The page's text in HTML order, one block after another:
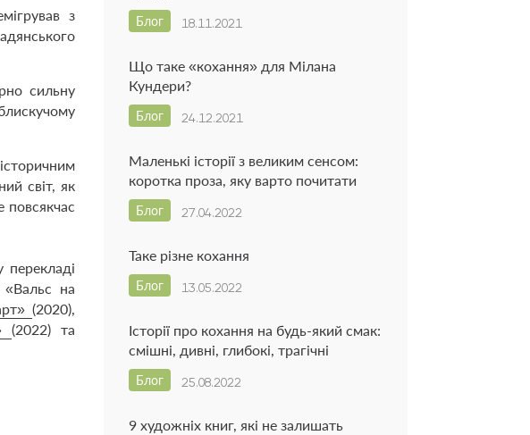
з
сильну
світ, як
повсякчас
«Вальс на
(2020),
(2022) та
18.11.2021
Блог
Що таке «кохання» для Мілана
Кундери?
24.12.2021
Блог
Маленькі історії з великим сенсом:
коротка проза, яку варто почитати
27.04.2022
Блог
Таке різне кохання
13.05.2022
Блог
Історії про кохання на будь-який смак:
смішні, дивні, глибокі, трагічні
25.08.2022
Блог
9 художніх книг, які не залишать